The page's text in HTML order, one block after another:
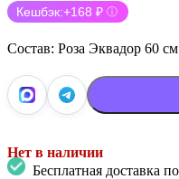
Кешбэк:+168 ₽ ⓘ
Состав: Роза Эквадор 60
Нет в наличии
Бесплатная доставка